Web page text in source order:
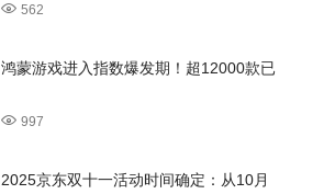
562
鸿蒙游戏进入指数爆发期！超12000款已
997
2025京东双十一活动时间确定：从10月